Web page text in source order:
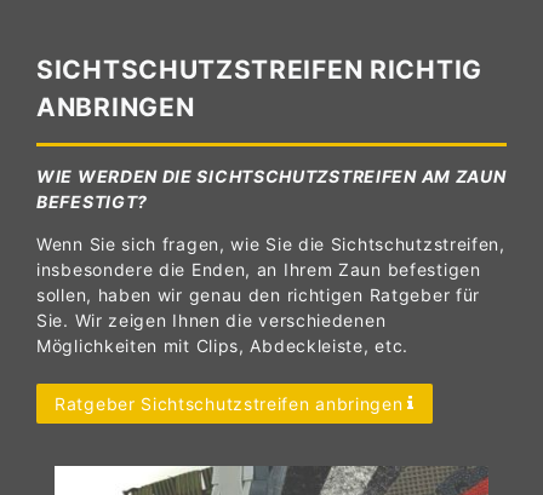
SICHTSCHUTZSTREIFEN RICHTIG
ANBRINGEN
WIE WERDEN DIE SICHTSCHUTZSTREIFEN AM ZAUN
BEFESTIGT?
Wenn Sie sich fragen, wie Sie die Sichtschutzstreifen,
insbesondere die Enden, an Ihrem Zaun befestigen
sollen, haben wir genau den richtigen Ratgeber für
Sie. Wir zeigen Ihnen die verschiedenen
Möglichkeiten mit Clips, Abdeckleiste, etc.
Ratgeber Sichtschutzstreifen anbringen